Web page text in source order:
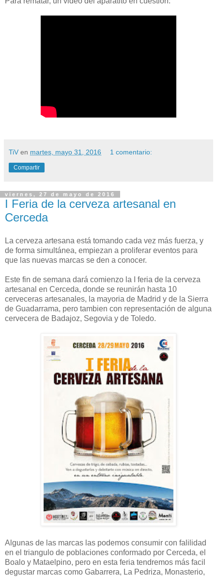
TiV en martes, mayo 31, 2016 1 comentario:
Compartir
viernes, 27 de mayo de 2016
I Feria de la cerveza artesanal en
Cerceda
La cerveza artesana está tomando cada vez más fuerza, y
de forma simultánea, empiezan a proliferar eventos para
que las nuevas marcas se den a conocer.
Este fin de semana dará comienzo la I feria de la cerveza
artesanal en Cerceda, donde se reunirán hasta 10
cerveceras artesanales, la mayoria de Madrid y de la Sierra
de Guadarrama, pero tambien con representación de alguna
cervecera de Badajoz, Segovia y de Toledo.
Algunas de las marcas las podemos consumir con falilidad
en el triangulo de poblaciones conformado por Cerceda, el
Boalo y Mataelpino, pero en esta feria tendremos más facil
degustar marcas como Gabarrera, La Pedriza, Monasterio,